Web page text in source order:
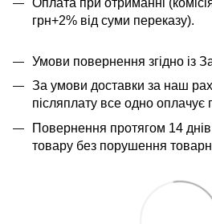
Оплата при отриманні
грн+2% від суми переказу).
Умови повернення згідно із
За умови доставки за наш
післяплату все одно оплачує
Повернення протягом 14
товару без порушення